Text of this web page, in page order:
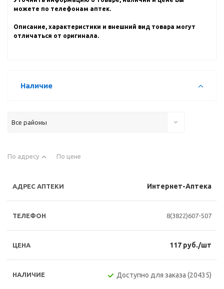
можете по телефонам аптек.
Описание, характеристики и внешний вид товара могут
отличаться от оригинала.
Наличие
Все районы
По адресу По цене
Интернет-Аптека
8(3822)607-507
117 руб./шт
Доступно для заказа (20435)